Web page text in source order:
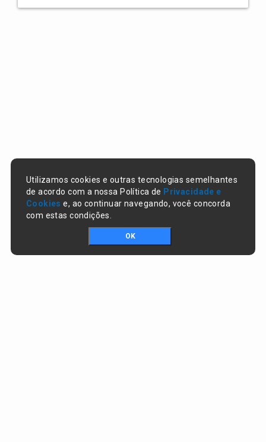
Utilizamos cookies e outras tecnologias semelhantes
de acordo com a nossa Política de Privacidade e
Cookies e, ao continuar navegando, você concorda
com estas condições.
OK